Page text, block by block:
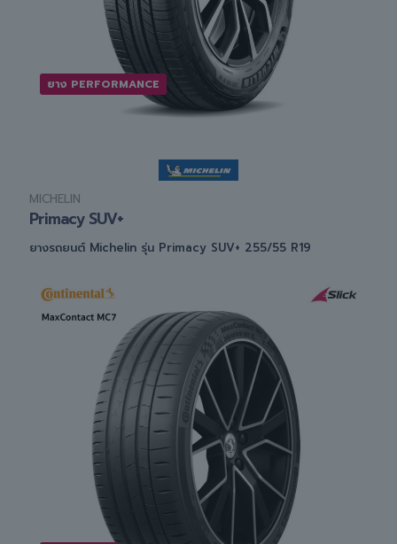
ยาง PERFORMANCE
MICHELIN
Primacy SUV+
ยางรถยนต์ Michelin รุ่น Primacy SUV+ 255/55 R19